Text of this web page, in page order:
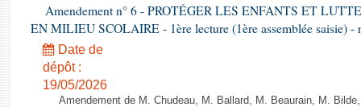
Amendement n° 6 - PROTÉGER LES ENFANTS ET
EN MILIEU SCOLAIRE - 1ère lecture (1ère assemblée saisie) -
Date de
dépôt :
19/05/2026
Amendement de M. Chudeau, M. Ballard, M. Beaurain, M.